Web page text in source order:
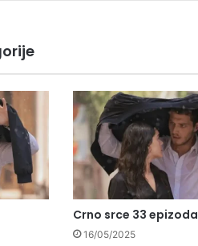
Crno srce 33 epizoda
16/05/2025